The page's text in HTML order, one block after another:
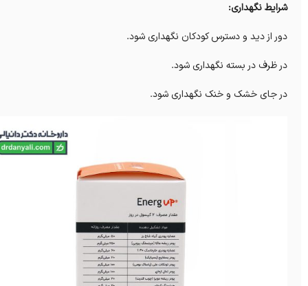
شرایط نگهداری:
دور از دید و دسترس کودکان نگهداری شود.
در ظرف در بسته نگهداری شود.
در جای خشک و خنک نگهداری شود.